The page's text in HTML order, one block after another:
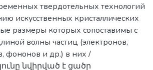
твердотельных технологий
искусственных кристаллических
размеры которых сопоставимы с
волны частиц (электронов,
фононов и др.) в них /
նվիրված է ցածր